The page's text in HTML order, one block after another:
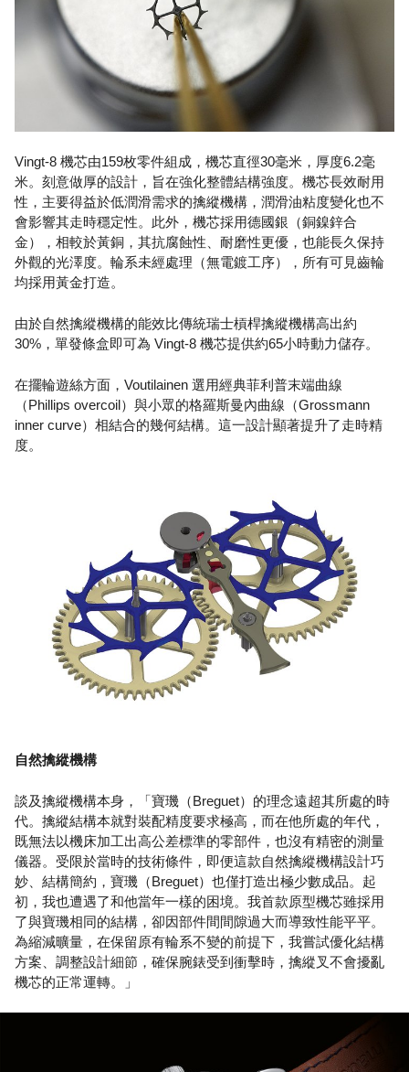
Vingt-8 機芯由159枚零件組成，機芯直徑30毫米，厚度6.2毫
米。刻意做厚的設計，旨在強化整體結構強度。機芯長效耐用
性，主要得益於低潤滑需求的擒縱機構，潤滑油粘度變化也不
會影響其走時穩定性。此外，機芯採用德國銀（銅鎳鋅合
金），相較於黃銅，其抗腐蝕性、耐磨性更優，也能長久保持
外觀的光澤度。輪系未經處理（無電鍍工序），所有可見齒輪
均採用黃金打造。
由於自然擒縱機構的能效比傳統瑞士槓桿擒縱機構高出約
30%，單發條盒即可為 Vingt-8 機芯提供約65小時動力儲存。
在擺輪遊絲方面，Voutilainen 選用經典菲利普末端曲線
（Phillips overcoil）與小眾的格羅斯曼內曲線（Grossmann
inner curve）相結合的幾何結構。這一設計顯著提升了走時精
度。
自然擒縱機構
談及擒縱機構本身，「寶璣（Breguet）的理念遠超其所處的時
代。擒縱結構本就對裝配精度要求極高，而在他所處的年代，
既無法以機床加工出高公差標準的零部件，也沒有精密的測量
儀器。受限於當時的技術條件，即便這款自然擒縱機構設計巧
妙、結構簡約，寶璣（Breguet）也僅打造出極少數成品。起
初，我也遭遇了和他當年一樣的困境。我首款原型機芯雖採用
了與寶璣相同的結構，卻因部件間間隙過大而導致性能平平。
為縮減曠量，在保留原有輪系不變的前提下，我嘗試優化結構
方案、調整設計細節，確保腕錶受到衝擊時，擒縱叉不會擾亂
機芯的正常運轉。」